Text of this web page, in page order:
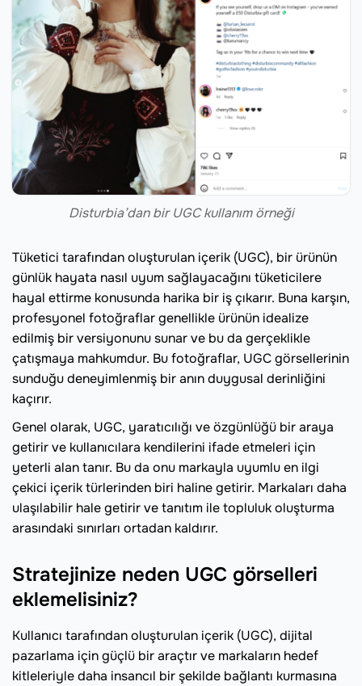
Disturbia’dan bir UGC kullanım örneği
Tüketici tarafından oluşturulan içerik (UGC), bir ürünün
günlük hayata nasıl uyum sağlayacağını tüketicilere
hayal ettirme konusunda harika bir iş çıkarır. Buna karşın,
profesyonel fotoğraflar genellikle ürünün idealize
edilmiş bir versiyonunu sunar ve bu da gerçeklikle
çatışmaya mahkumdur. Bu fotoğraflar, UGC görsellerinin
sunduğu deneyimlenmiş bir anın duygusal derinliğini
kaçırır.
Genel olarak, UGC, yaratıcılığı ve özgünlüğü bir araya
getirir ve kullanıcılara kendilerini ifade etmeleri için
yeterli alan tanır. Bu da onu markayla uyumlu en ilgi
çekici içerik türlerinden biri haline getirir. Markaları daha
ulaşılabilir hale getirir ve tanıtım ile topluluk oluşturma
arasındaki sınırları ortadan kaldırır.
Stratejinize neden UGC görselleri
eklemelisiniz?
Kullanıcı tarafından oluşturulan içerik (UGC), dijital
pazarlama için güçlü bir araçtır ve markaların hedef
kitleleriyle daha insancıl bir şekilde bağlantı kurmasına